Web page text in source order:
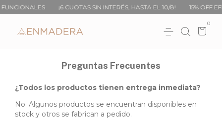
¡6 CUOTAS SIN INTERÉS, HASTA EL 10/8! 15% OFF
0
Preguntas Frecuentes
¿Todos los productos tienen entrega inmediata?
No. Algunos productos se encuentran disponibles en
stock y otros se fabrican a pedido.